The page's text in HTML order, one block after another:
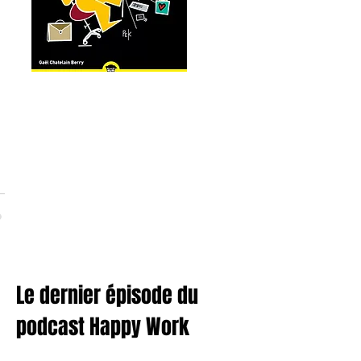
Le dernier épisode du
podcast Happy Work